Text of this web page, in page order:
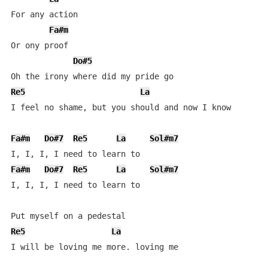
For any action
Fa#m
Or ony proof
Do#5
Oh the irony where did my pride go
Re5
La
I feel no shame, but you should and now I know
Fa#m Do#7 Re5 La
Sol#m7
I, I, I, I need to learn to
Fa#m
Do#7 Re5 La
Sol#m7
I, I, I, I need to learn to
Re5
La
I will be loving me more. loving me